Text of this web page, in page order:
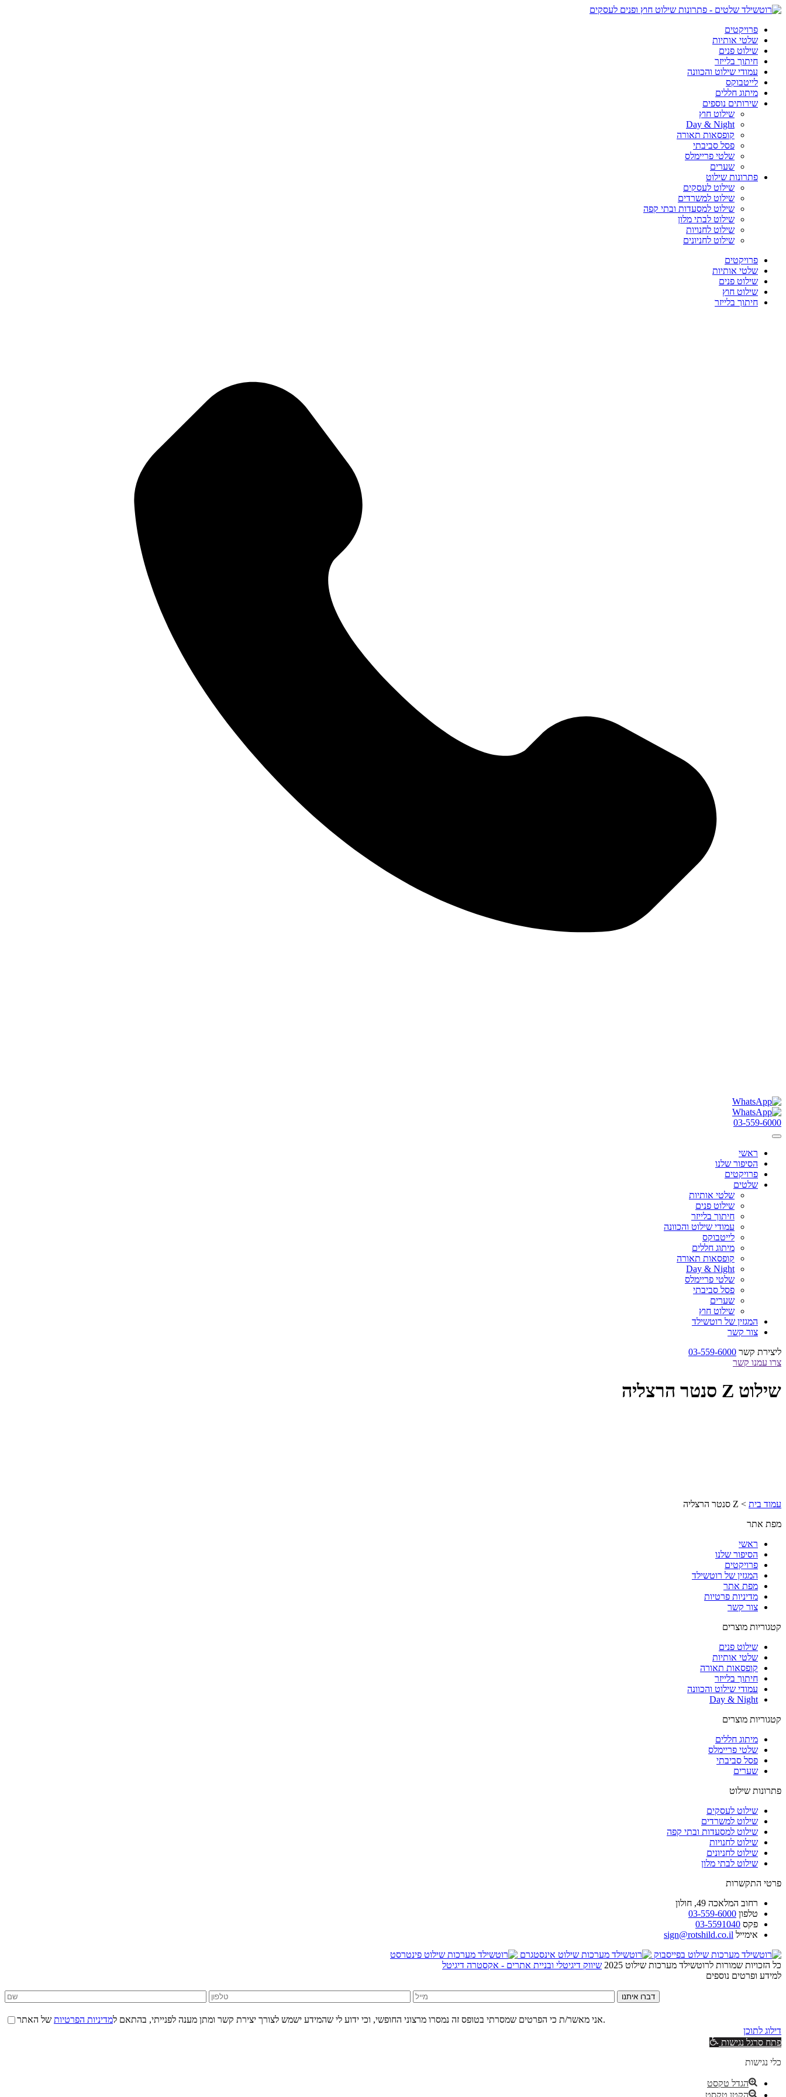
פרויקטים
שלטי אותיות
שילוט פנים
חיתוך בלייזר
עמודי שילוט והכוונה
לייטבוקס
מיתוג חללים
שירותים נוספים
שילוט חוץ
Day & Night
קופסאות תאורה
פסל סביבתי
שלטי פריימלס
שערים
פתרונות שילוט
שילוט לעסקים
שילוט למשרדים
שילוט למסעדות ובתי קפה
שילוט לבתי מלון
שילוט לחנויות
שילוט לחניונים
פרויקטים
שלטי אותיות
שילוט פנים
שילוט חוץ
חיתוך בלייזר
03-559-6000
ראשי
הסיפור שלנו
פרויקטים
שלטים
שלטי אותיות
שילוט פנים
חיתוך בלייזר
עמודי שילוט והכוונה
לייטבוקס
מיתוג חללים
קופסאות תאורה
Day & Night
שלטי פריימלס
פסל סביבתי
שערים
שילוט חוץ
המגזין של רוטשילד
צור קשר
ליצירת קשר 03-559-6000
צרו עמנו קשר
שילוט Z סנטר הרצליה
עמוד בית > Z סנטר הרצליה
מפת אתר
ראשי
הסיפור שלנו
פרויקטים
המגזין של רוטשילד
מפת אתר
מדיניות פרטיות
צור קשר
קטגוריות מוצרים
שילוט פנים
שלטי אותיות
קופסאות תאורה
חיתוך בלייזר
עמודי שילוט והכוונה
Day & Night
קטגוריות מוצרים
מיתוג חללים
שלטי פריימלס
פסל סביבתי
שערים
פתרונות שילוט
שילוט לעסקים
שילוט למשרדים
שילוט למסעדות ובתי קפה
שילוט לחנויות
שילוט לחניונים
שילוט לבתי מלון
פרטי התקשרות
רחוב המלאכה 49, חולון
טלפון 03-559-6000
פקס 03-5591040
אימייל sign@rotshild.co.il
כל הזכויות שמורות לרוטשילד מערכות שילוט 2025
שיווק דיגיטלי ובניית אתרים - אקסטרה דיגיטל
למידע ופרטים נוספים
דברו איתנו
אני מאשר/ת כי הפרטים שמסרתי בטופס זה נמסרו מרצוני החופשי, וכי ידוע לי שהמידע ישמש לצורך יצירת קשר ומתן מענה לפנייתי, בהתאם למדיניות הפרטיות
של האתר.
דילוג לתוכן
פתח סרגל נגישות
כלי נגישות
הגדל טקסט
הקטן טקסט